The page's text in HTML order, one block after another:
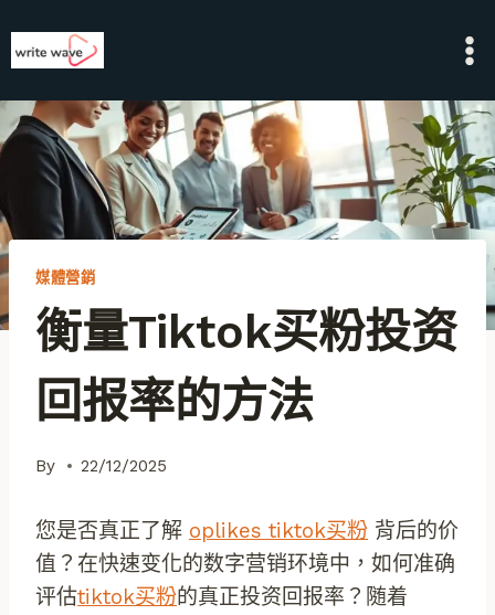
to
媒體營銷
衡量tiktok买粉投资
回报率的方法
By 22/12/2025
您是否真正了解 oplikes tiktok买粉 背后的价
值？在快速变化的数字营销环境中，如何准确
评估tiktok买粉的真正投资回报率？随着